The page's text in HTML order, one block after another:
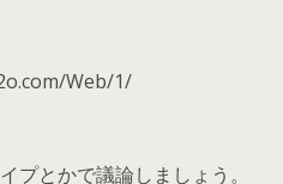
Web/1/
プとかで議論しましょう。